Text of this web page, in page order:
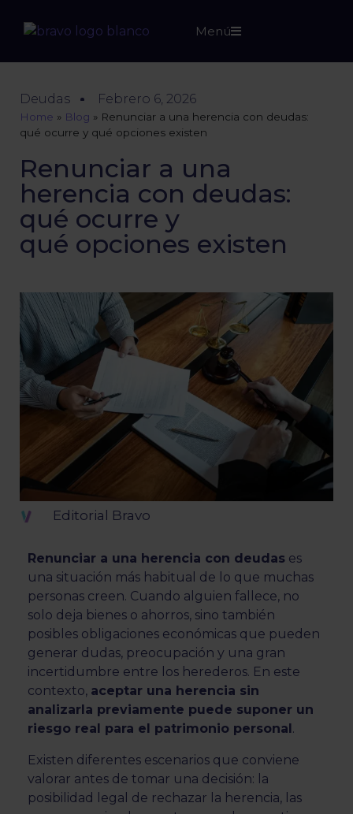
Menú
Deudas Febrero 6, 2026
Home » Blog » Renunciar a una herencia con deudas:
qué ocurre y qué opciones existen
Renunciar a una
herencia con deudas:
qué ocurre y
qué opciones existen
Editorial Bravo
Renunciar a una herencia con deudas es
una situación más habitual de lo que muchas
personas creen. Cuando alguien fallece, no
solo deja bienes o ahorros, sino también
posibles obligaciones económicas que pueden
generar dudas, preocupación y una gran
incertidumbre entre los herederos. En este
contexto, aceptar una herencia sin
analizarla previamente puede suponer un
riesgo real para el patrimonio personal .
Existen diferentes escenarios que conviene
valorar antes de tomar una decisión: la
posibilidad legal de rechazar la herencia, las